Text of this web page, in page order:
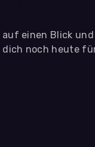
auf einen Blick und
dich noch heute